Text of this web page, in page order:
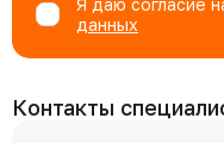
Я даю согласие
данных
Контакты